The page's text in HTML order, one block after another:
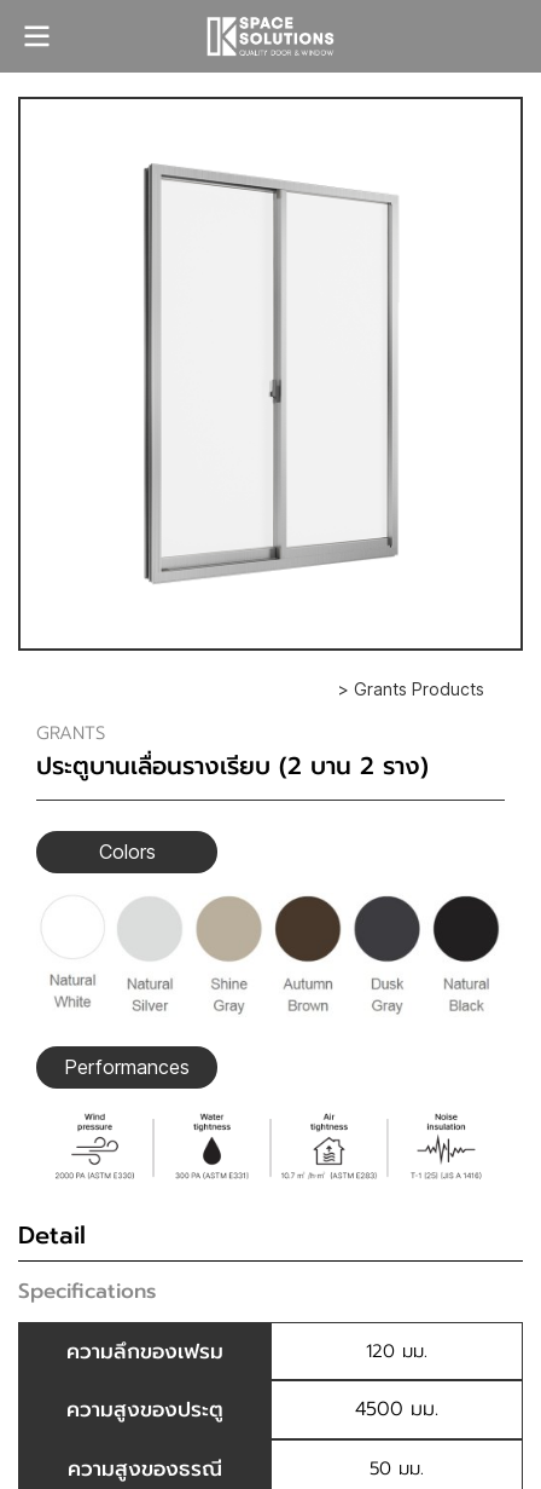
> Grants Products
GRANTS
ประตูบานเลื่อนรางเรียบ (2 บาน 2 ราง)
Colors
Performances
Detail
Specifications
ความลึกของเฟรม
120 มม.
ความสูงของประตู 4500 มม.
ความสูงของธรณี 50 มม.